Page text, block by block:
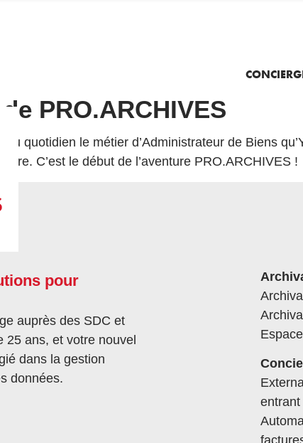
PRO.ARCHIVES
au quotidien le métier d’Administrateur de Biens
C’est le début de l’aventure PRO.ARCHIVES !
pour
auprès des SDC et
25 ans, et votre nouvel
dans la gestion
données.
entrant